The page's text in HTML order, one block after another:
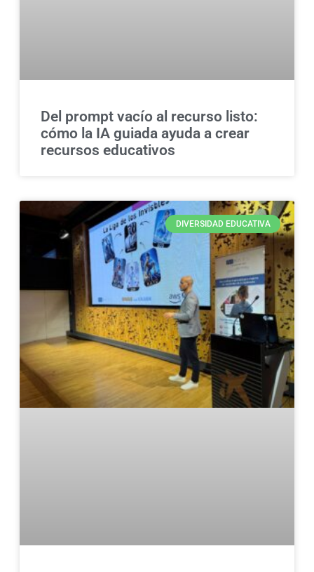
Del prompt vacío al recurso listo:
cómo la IA guiada ayuda a crear
recursos educativos
DIVERSIDAD EDUCATIVA